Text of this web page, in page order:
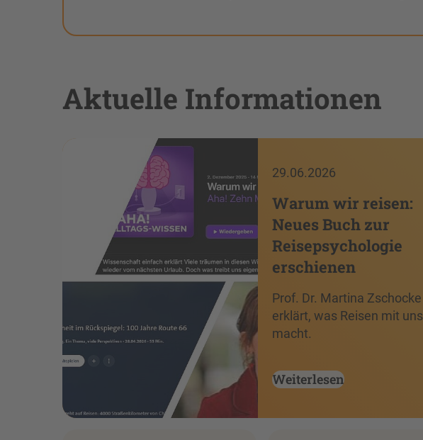
Aktuelle Informationen
29.06.2026
Warum wir reisen:
Neues Buch zur
Reisepsychologie
erschienen
Prof. Dr. Martina Zschocke
erklärt, was Reisen mit uns
macht.
Weiterlesen